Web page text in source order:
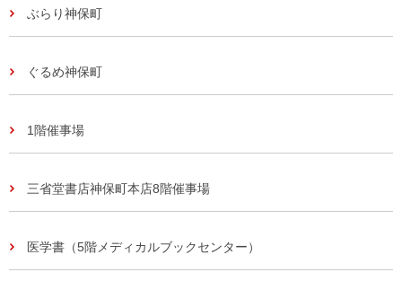
ぶらり神保町
ぐるめ神保町
1階催事場
三省堂書店神保町本店8階催事場
医学書（5階メディカルブックセンター）